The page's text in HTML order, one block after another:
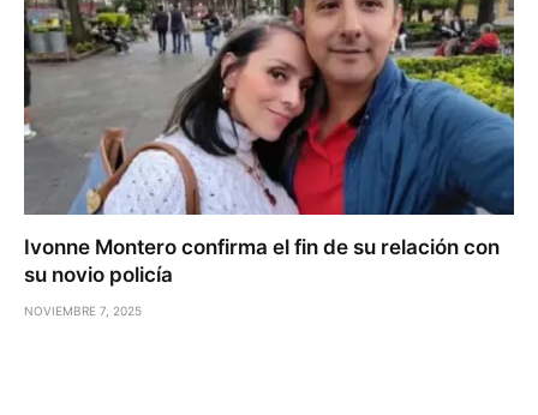
Ivonne Montero confirma el fin de su relación con
su novio policía
NOVIEMBRE 7, 2025